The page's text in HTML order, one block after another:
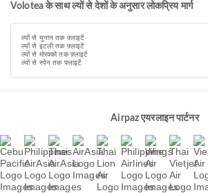
Volotea के साथ ल्यों से देशों के अनुसार लोकप्रिय मार्ग
ल्यों से यूनान तक फ़्लाइटें
ल्यों से इटली तक फ़्लाइटें
ल्यों से मोरक्को तक फ़्लाइटें
ल्यों से स्पेन तक फ़्लाइटें
Airpaz एयरलाइन पार्टनर